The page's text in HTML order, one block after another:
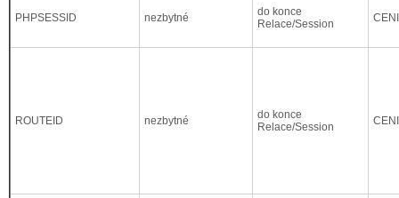
PHPSESSID nezbytné
do konce
Relace/Session
ROUTEID nezbytné
do konce
Relace/Session